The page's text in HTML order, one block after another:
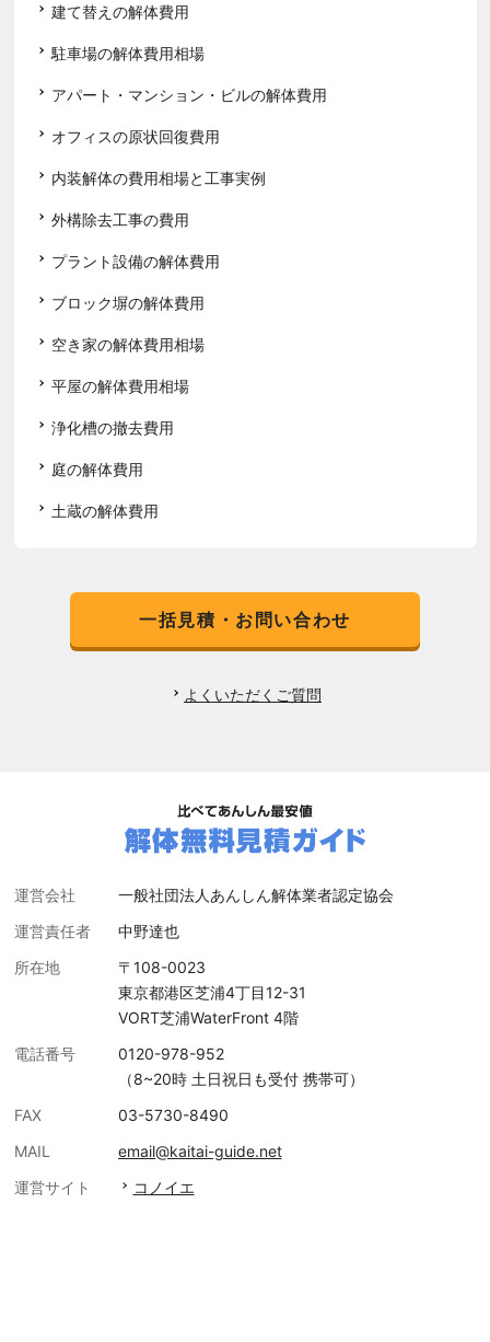
建て替えの解体費用
駐車場の解体費用相場
アパート・マンション・ビルの解体費用
オフィスの原状回復費用
内装解体の費用相場と工事実例
外構除去工事の費用
プラント設備の解体費用
ブロック塀の解体費用
空き家の解体費用相場
平屋の解体費用相場
浄化槽の撤去費用
庭の解体費用
土蔵の解体費用
一括見積・お問い合わせ
よくいただくご質問
運営会社
一般社団法人あんしん解体業者認定協会
運営責任者
中野達也
所在地
〒108-0023
東京都港区芝浦4丁目12-31
VORT芝浦WaterFront 4階
電話番号
0120-978-952
（8~20時 土日祝日も受付 携帯可）
FAX
03-5730-8490
MAIL
email@kaitai-guide.net
運営サイト
コノイエ